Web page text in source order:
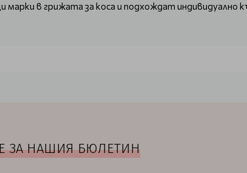
в грижата за коса и подхождат индивидуално
ЗА НАШИЯ БЮЛЕТИН